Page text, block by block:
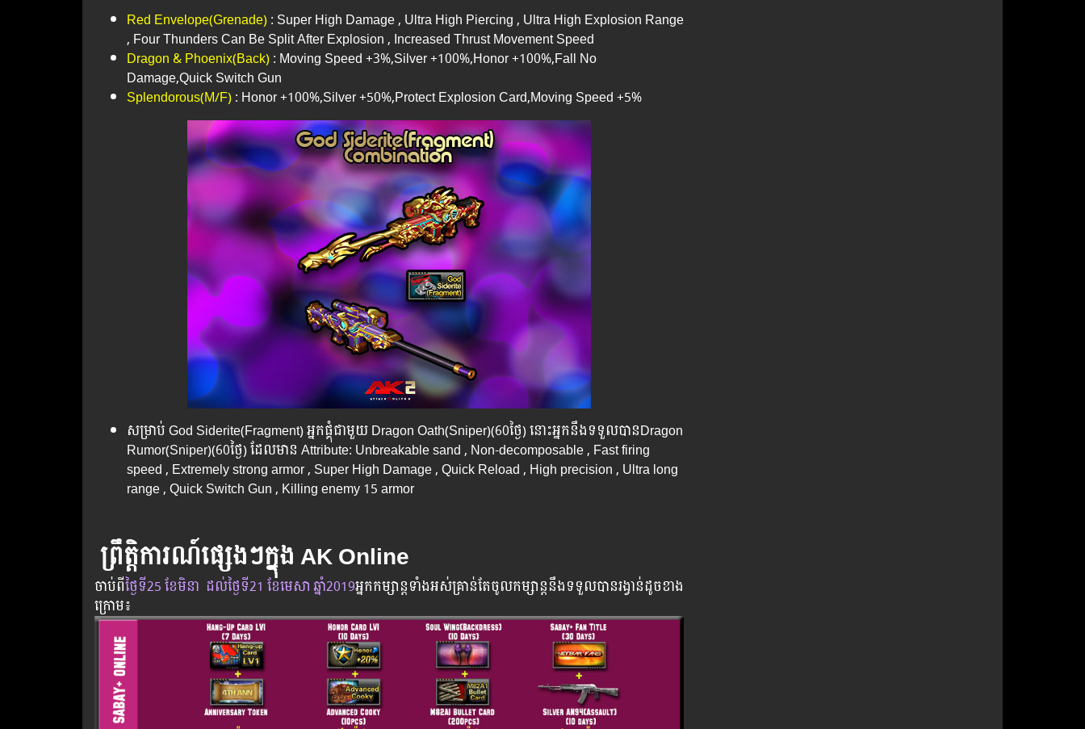
Red Envelope(Grenade): Super High Damage , Ultra High Piercing , Ultra High Explosion Range
, Four Thunders Can Be Split After Explosion , Increased Thrust Movement Speed
Dragon & Phoenix(Back): Moving Speed +3%,Silver +100%,Honor +100%,Fall No
Damage,Quick Switch Gun
Splendorous(M/F): Honor +100%,Silver +50%,Protect Explosion Card,Moving Speed +5%
សម្រាប់ God Siderite(Fragment) អ្នកផ្គុំជាមួយ Dragon Oath(Sniper)(60ថ្ងៃ) នោះអ្នកនឹងទទួលបានDragon
Rumor(Sniper)(60ថ្ងៃ) ដែលមាន Attribute: Unbreakable sand , Non-decomposable , Fast firing
speed , Extremely strong armor , Super High Damage , Quick Reload , High precision , Ultra long
range , Quick Switch Gun , Killing enemy 15 armor
ព្រឹត្តិការណ៍ផ្សេងៗក្នុង AK Online
ចាប់​ពីថ្ងៃ​ទី25 ខែមិនា ដល់​ថ្ងៃ​ទី21 ខែមេសា ឆ្នាំ2019អ្នក​កម្សាន្ដ​ទាំងអស់​គ្រាន់​តែ​ចូល​កម្សាន្ដ​នឹង​ទទួល​បាន​រង្វាន់​ដូចខាង
ក្រោម​៖